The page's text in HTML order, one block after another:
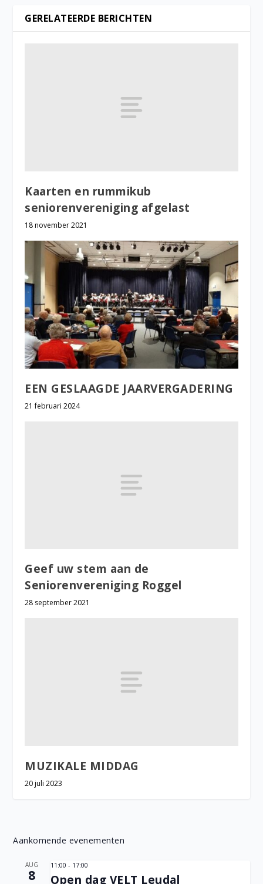
GERELATEERDE BERICHTEN
Kaarten en rummikub
seniorenvereniging afgelast
18 november 2021
EEN GESLAAGDE JAARVERGADERING
21 februari 2024
Geef uw stem aan de
Seniorenvereniging Roggel
28 september 2021
MUZIKALE MIDDAG
20 juli 2023
Aankomende evenementen
AUG
8
11:00 - 17:00
Open dag VELT Leudal